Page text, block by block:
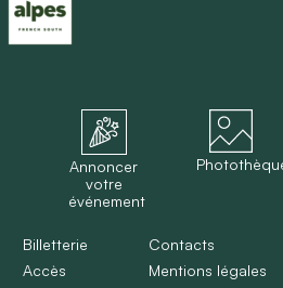
Annoncer
votre
événement
Billetterie
Accès
Contacts
Mentions légales